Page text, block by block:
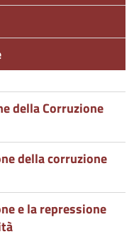
della Corruzione
della corruzione
e la repressione